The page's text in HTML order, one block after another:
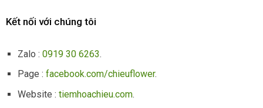
Kết nối với chúng tôi
Zalo :0919 30 6263.
Page :facebook.com/chieuflower.
Website :tiemhoachieu.com.